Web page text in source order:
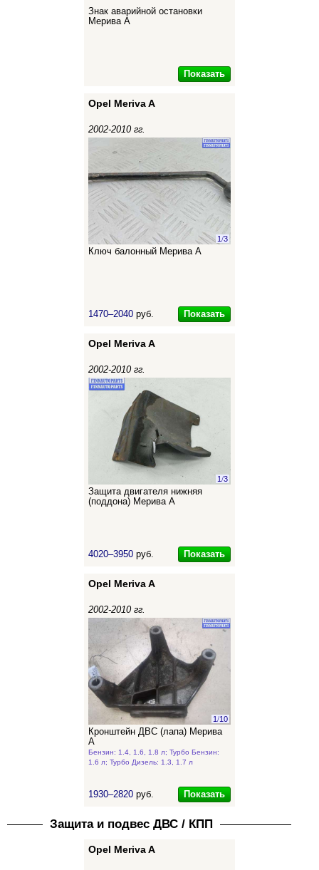
Знак аварийной остановки
Мерива А
Показать
Opel Meriva A
2002-2010 гг.
1/3
Ключ балонный Мерива А
1470–2040 руб. Показать
Opel Meriva A
2002-2010 гг.
1/3
Защита двигателя нижняя
(поддона) Мерива А
4020–3950 руб. Показать
Opel Meriva A
2002-2010 гг.
1/10
Кронштейн ДВС (лапа) Мерива
А
Бензин: 1.4, 1.6, 1.8 л; Турбо Бензин:
1.6 л; Турбо Дизель: 1.3, 1.7 л
1930–2820 руб. Показать
Защита и подвес ДВС / КПП
Opel Meriva A